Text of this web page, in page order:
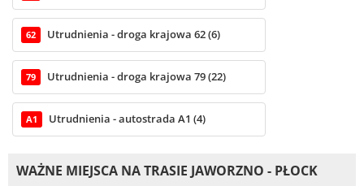
62 Utrudnienia - droga krajowa 62 (6)
79 Utrudnienia - droga krajowa 79 (22)
A1 Utrudnienia - autostrada A1 (4)
WAŻNE MIEJSCA NA TRASIE JAWORZNO - PŁOCK